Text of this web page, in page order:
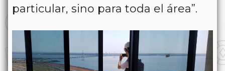
particular, sino para toda el área”.